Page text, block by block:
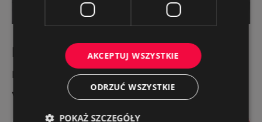
Mystic Festival – Platforma dla
największego festiwalu metalowego
w Polsce
AKCEPTUJ WSZYSTKIE
ODRZUĆ WSZYSTKIE
POKAŻ SZCZEGÓŁY